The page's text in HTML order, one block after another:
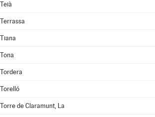
Teià
Terrassa
Tiana
Tona
Tordera
Torelló
Torre de Claramunt, La